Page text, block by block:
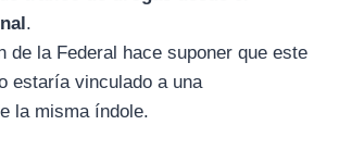
.
de la Federal hace suponer que este
estaría vinculado a una
la misma índole.